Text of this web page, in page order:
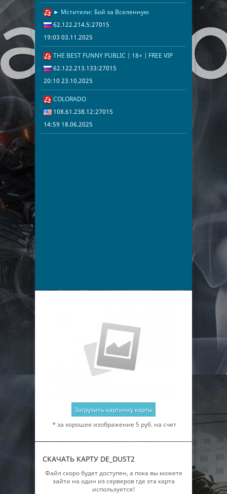
► Мстители: Бой за Вселенную
62.122.214.5:27015
19:03 03.11.2025
19:03
THE BEST FUNNY PUBLIC | 18+ | FREE VIP
62.122.213.133:27015
20:10 23.10.2025
20:10
COLORADO
108.61.238.12:27015
14:59 18.06.2025
Загрузить картинку карты
* за хорошее изображение 5 руб. на счет
СКАЧАТЬ КАРТУ DE_DUST2
Файл скоро будет доступен, а пока вы можете
зайти на один из серверов где эта карта
используется!